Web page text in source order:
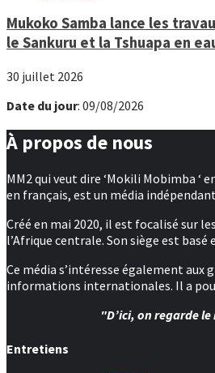
Mukoko Samba lance les
le Sankuru et la Tshuapa en
30 juillet 2026
Date du jour: 09/08/2026
À propos de nous
MM2 qui veut dire ‘Mokili Mobimba ‘
en français, est un média
Créé en mai 2020, il est focalisé sur
l’Afrique centrale. Son siège est basé
Ce média s’intéresse également aux
informations internationales. Il a
"D’ici, on regarde
Entretiens